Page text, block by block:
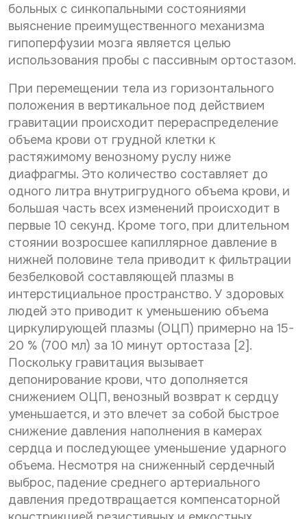
больных с синкопальными состояниями
выяснение преимущественного механизма
гипоперфузии мозга является целью
использования пробы с пассивным ортостазом.
При перемещении тела из горизонтального
положения в вертикальное под действием
гравитации происходит перераспределение
объема крови от грудной клетки к
растяжимому венозному руслу ниже
диафрагмы. Это количество составляет до
одного литра внутригрудного объема крови, и
большая часть всех изменений происходит в
первые 10 секунд. Кроме того, при длительном
стоянии возросшее капиллярное давление в
нижней половине тела приводит к фильтрации
безбелковой составляющей плазмы в
интерстициальное пространство. У здоровых
людей это приводит к уменьшению объема
циркулирующей плазмы (ОЦП) примерно на 15-
20 % (700 мл) за 10 минут ортостаза [2].
Поскольку гравитация вызывает
депонирование крови, что дополняется
снижением ОЦП, венозный возврат к сердцу
уменьшается, и это влечет за собой быстрое
снижение давления наполнения в камерах
сердца и последующее уменьшение ударного
объема. Несмотря на сниженный сердечный
выброс, падение среднего артериального
давления предотвращается компенсаторной